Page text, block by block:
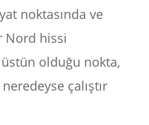
noktasında ve
Nord hissi
olduğu nokta,
çalıştır